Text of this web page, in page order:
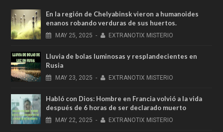
En la región de Chelyabinsk vieron a humanoides
enanos robando verduras de sus huertos.
MAY 25, 2025 - EXTRANOTIX MISTERIO
Lluvia de bolas luminosas y resplandecientes en
Rusia
MAY 23, 2025 - EXTRANOTIX MISTERIO
Habló con Dios: Hombre en Francia volvió a la vida
después de 6 horas de ser declarado muerto
MAY 22, 2025 - EXTRANOTIX MISTERIO